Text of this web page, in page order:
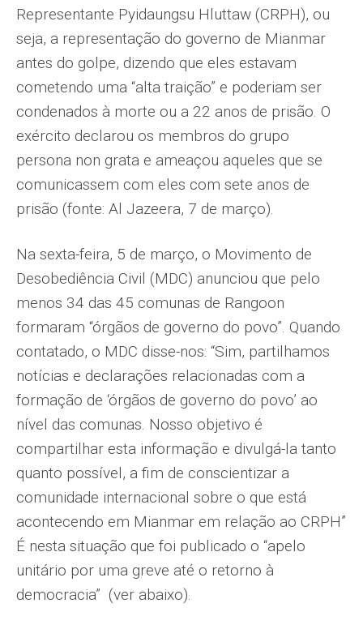
Representante Pyidaungsu Hluttaw (CRPH), ou
seja, a representação do governo de Mianmar
antes do golpe, dizendo que eles estavam
cometendo uma “alta traição” e poderiam ser
condenados à morte ou a 22 anos de prisão. O
exército declarou os membros do grupo
persona non grata e ameaçou aqueles que se
comunicassem com eles com sete anos de
prisão (fonte: Al Jazeera, 7 de março).
Na sexta-feira, 5 de março, o Movimento de
Desobediência Civil (MDC) anunciou que pelo
menos 34 das 45 comunas de Rangoon
formaram “órgãos de governo do povo”. Quando
contatado, o MDC disse-nos: “Sim, partilhamos
notícias e declarações relacionadas com a
formação de ‘órgãos de governo do povo’ ao
nível das comunas. Nosso objetivo é
compartilhar esta informação e divulgá-la tanto
quanto possível, a fim de conscientizar a
comunidade internacional sobre o que está
acontecendo em Mianmar em relação ao CRPH”
É nesta situação que foi publicado o “apelo
unitário por uma greve até o retorno à
democracia” (ver abaixo).